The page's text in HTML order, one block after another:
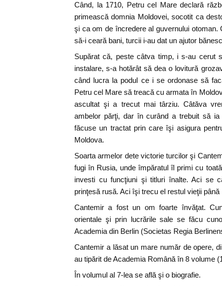
Când, la 1710, Petru cel Mare declară
primească domnia Moldovei, socotit ca
şi ca om de încredere al guvernului otoman.
să-i ceară bani, turcii i-au dat un ajutor
Supărat că, peste câtva timp, i s-au cerut
instalare, s-a hotărât să dea o lovitură
când lucra la podul ce i se ordonase să
Petru cel Mare să treacă cu armata în
ascultat şi a trecut mai târziu. Câtăva
ambelor părţi, dar în curând a trebuit să
făcuse un tractat prin care îşi asigura
Moldova.
Soarta armelor dete victorie turcilor şi
fugi în Rusia, unde împăratul îl primi cu
investi cu funcţiuni şi titluri înalte. Aci se
prinţesă rusă. Aci îşi trecu el restul vieţii până
Cantemir a fost un om foarte învăţat.
orientale şi prin lucrările sale se făcu
Academia din Berlin (Societas Regia
Cantemir a lăsat un mare număr de opere,
au tipărit de Academia Română în 8 volume
În volumul al 7-lea se află şi o biografie.